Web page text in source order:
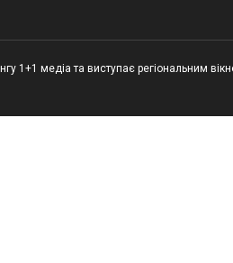
1+1 медіа та виступає регіональним